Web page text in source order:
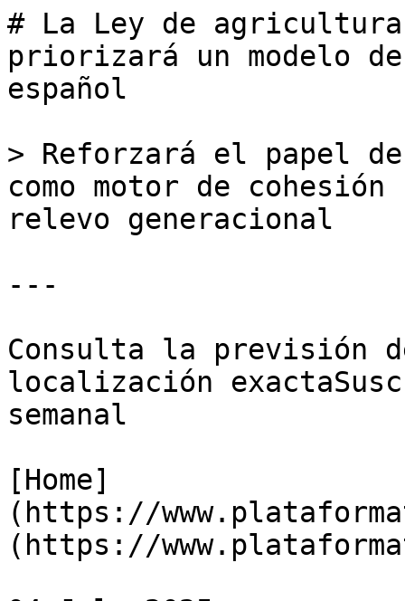
# La Ley de
priorizará un modelo
español
> Reforzará el papel
como motor de
relevo generacional
---
Consulta la previsión
localización
semanal
[Home]
(https://
(https://